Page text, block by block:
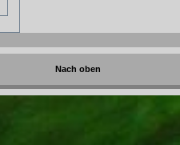
Nach oben